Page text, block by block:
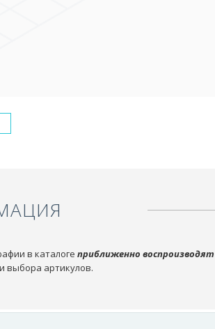
в каталоге приближенно воспроизводят
выбора артикулов.